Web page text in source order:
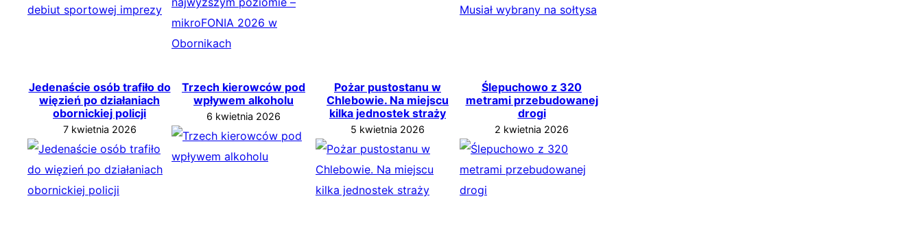
Jedenaście osób trafiło do
więzień po działaniach
obornickiej policji
7 kwietnia 2026
Trzech kierowców pod
wpływem alkoholu
6 kwietnia 2026
Pożar pustostanu w
Chlebowie. Na miejscu
kilka jednostek straży
5 kwietnia 2026
Ślepuchowo z 320
metrami przebudowanej
drogi
2 kwietnia 2026